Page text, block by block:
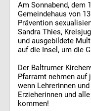
Am Sonnabend, dem
Gemeindehaus von
Prävention
Sandra Thies,
und ausgebildete
auf die Insel, um die
Der Baltrumer
Pfarramt nehmen auf
wenn Lehrerinnen
Erzieherinnen und
kommen!